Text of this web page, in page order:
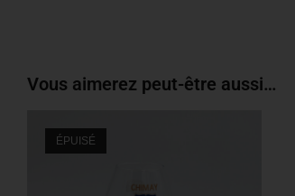
Vous aimerez peut-être aussi…
ÉPUISÉ